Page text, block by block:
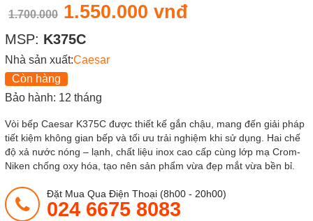
1.700.000 1.550.000 vnđ
MSP: K375C
Nhà sản xuất:Caesar
Còn hàng
Bảo hành: 12 tháng
Vòi bếp Caesar K375C được thiết kế gắn chậu, mang đến giải pháp
tiết kiệm không gian bếp và tối ưu trải nghiệm khi sử dụng. Hai chế
độ xả nước nóng – lạnh, chất liệu inox cao cấp cùng lớp mạ Crom-
Niken chống oxy hóa, tạo nên sản phẩm vừa đẹp mắt vừa bền bỉ.
Đặt Mua Qua Điện Thoại (8h00 - 20h00)
024 6675 8083